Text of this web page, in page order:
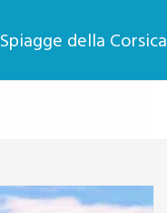
Spiagge della Corsica